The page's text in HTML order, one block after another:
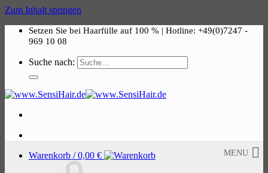
Zum Inhalt springen
Setzen Sie bei Haarfülle auf 100 % | Hotline: +49(0)7247 -
969 10 08
Suche nach:
Warenkorb /0,00 € MENU